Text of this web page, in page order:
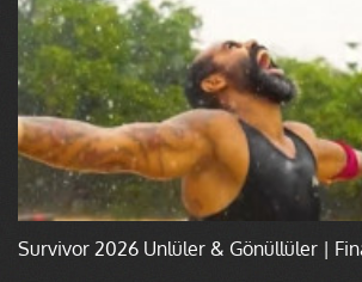
Survivor 2026 Ünlüler & Gönüllüler |